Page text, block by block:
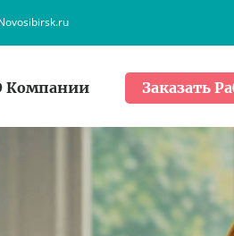
Компании Заказать